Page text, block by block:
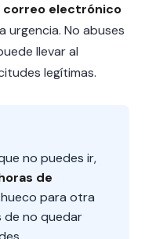
correo electrónico
urgencia. No abuses
llevar al
legítimas.
no puedes ir,
de
para otra
de no quedar